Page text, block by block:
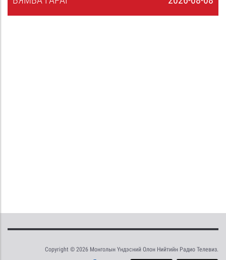
Copyright © 2026 Монголын Үндэсний Олон Нийтийн Радио Телевиз.